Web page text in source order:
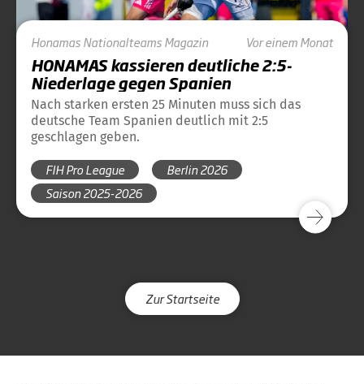
HonamasNationalteamsMagazin Vor einem Monat
HONAMAS kassieren deutliche 2:5-
Niederlage gegen Spanien
Nach starken ersten 25 Minuten muss sich das
deutsche Team Spanien deutlich mit 2:5
geschlagen geben.
FIH Pro League
Berlin 2026
Saison 2025-2026
Zur Startseite